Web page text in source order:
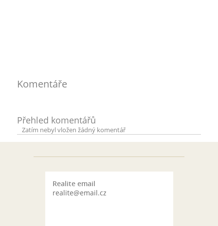
Komentáře
Přehled komentářů
Zatím nebyl vložen žádný komentář
Realite email
realite@email.cz